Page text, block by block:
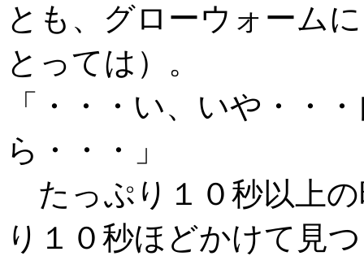
とも、グローウォームに
とっては）。
「・・・い、いや・・
ら・・・」
たっぷり１０秒以上
り１０秒ほどかけて見つ